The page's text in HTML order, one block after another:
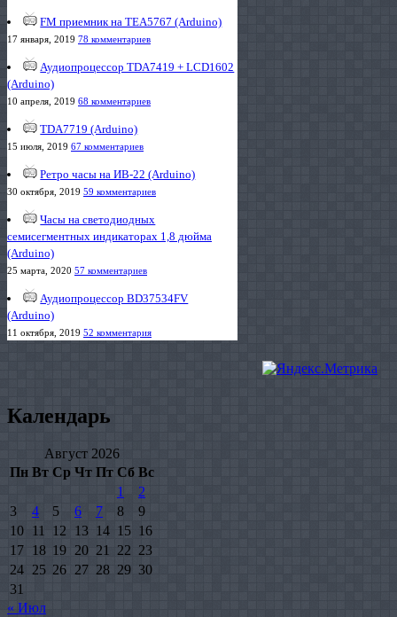
FM приемник на TEA5767 (Arduino)
17 января, 2019 78 комментариев
Аудиопроцессор TDA7419 + LCD1602
(Arduino)
10 апреля, 2019 68 комментариев
TDA7719 (Arduino)
15 июля, 2019 67 комментариев
Ретро часы на ИВ-22 (Arduino)
30 октября, 2019 59 комментариев
Часы на светодиодных
семисегментных индикаторах 1,8 дюйма
(Arduino)
25 марта, 2020 57 комментариев
Аудиопроцессор BD37534FV
(Arduino)
11 октября, 2019 52 комментария
Календарь
Август 2026
Пн Вт Ср Чт Пт Сб Вс
1
2
3
4 5 6 7 8
9
10 11 12 13 14 15 16
17 18 19 20 21 22 23
24 25 26 27 28 29 30
31
« Июл